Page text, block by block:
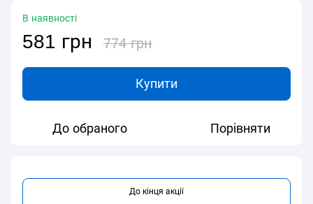
В наявності
581 грн 774 грн
Купити
До обраного Порівняти
До кінця акції